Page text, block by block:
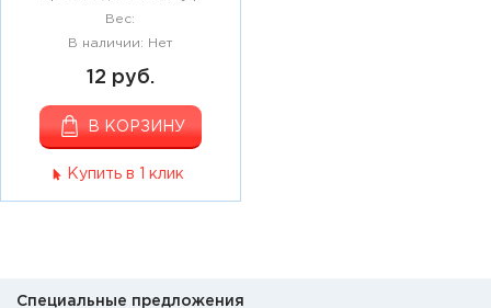
Вес:
В наличии: Нет
12 руб.
В КОРЗИНУ
Купить в 1 клик
Специальные предложения